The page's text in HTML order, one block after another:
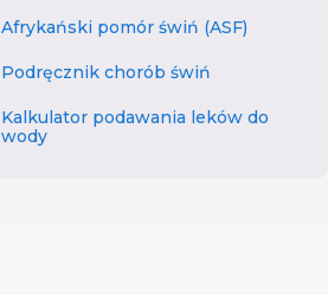
Afrykański pomór świń (ASF)
Podręcznik chorób świń
Kalkulator podawania leków do
wody